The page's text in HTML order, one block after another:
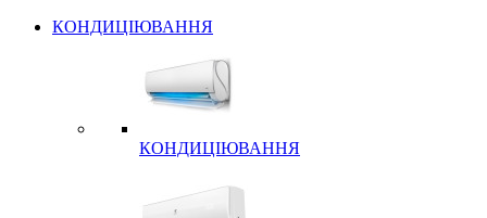
КОНДИЦІЮВАННЯ
КОНДИЦІЮВАННЯ